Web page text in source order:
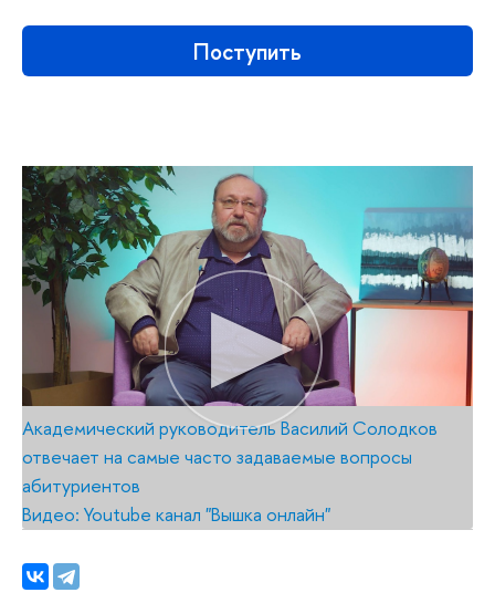
Поступить
Академический руководитель Василий Солодков
отвечает на самые часто задаваемые вопросы
абитуриентов
Видео: Youtube канал "Вышка онлайн"